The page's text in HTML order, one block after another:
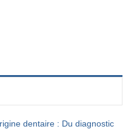
dentaire : Du diagnostic